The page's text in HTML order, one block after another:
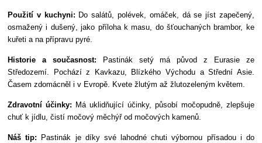
Použití v kuchyni: Do salátů, polévek, omáček, dá se jíst zapečený,
osmažený i dušený, jako příloha k masu, do šťouchaných brambor, ke
kuřeti a na přípravu pyré.
Historie a současnost: Pastinák setý má původ z Eurasie ze
Středozemí. Pochází z Kavkazu, Blízkého Východu a Střední Asie.
Časem zdomácněl i v Evropě. Kvete žlutým až žlutozeleným květem.
Zdravotní účinky: Má uklidňující účinky, působí močopudně, zlepšuje
chuť k jídlu, čistí močový měchýř od močových kamenů.
Náš tip:
Pastinák je díky své lahodné chuti výbornou přísadou i do